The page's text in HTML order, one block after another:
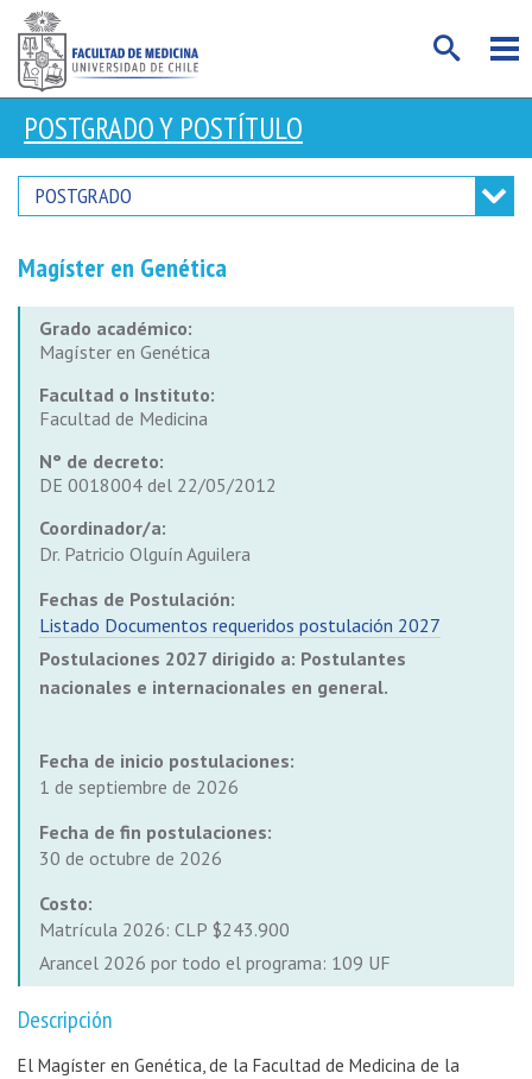
POSTGRADO Y POSTÍTULO
POSTGRADO
Magíster en Genética
Grado académico:
Magíster en Genética
Facultad o Instituto:
Facultad de Medicina
N° de decreto:
DE 0018004 del 22/05/2012
Coordinador/a:
Dr. Patricio Olguín Aguilera
Fechas de Postulación:
Listado Documentos requeridos postulación 2027
Postulaciones 2027 dirigido a: Postulantes
nacionales e internacionales en general.
Fecha de inicio postulaciones:
1 de septiembre de 2026
Fecha de fin postulaciones:
30 de octubre de 2026
Costo:
Matrícula 2026: CLP $243.900
Arancel 2026 por todo el programa: 109 UF
Descripción
El Magíster en Genética, de la Facultad de Medicina de la